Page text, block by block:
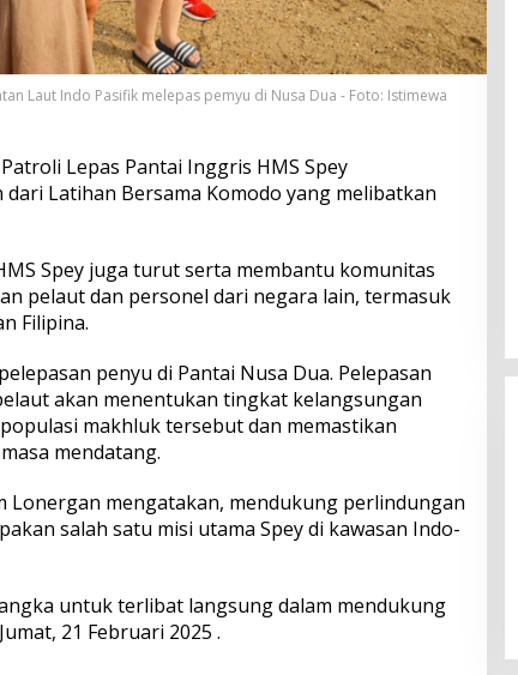
Laut Indo Pasifik melepas pemyu di Nusa Dua - Foto: Istimewa
Lepas Pantai Inggris HMS Spey
Latihan Bersama Komodo yang melibatkan
Spey juga turut serta membantu komunitas
pelaut dan personel dari negara lain, termasuk
Filipina.
penyu di Pantai Nusa Dua. Pelepasan
akan menentukan tingkat kelangsungan
makhluk tersebut dan memastikan
mendatang.
Lonergan mengatakan, mendukung perlindungan
salah satu misi utama Spey di kawasan Indo-
untuk terlibat langsung dalam mendukung
21 Februari 2025 .
Village Grand Outlet Bali Resmi
Dibuka di KEK Kura Kura